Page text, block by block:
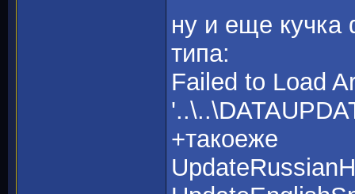
ну и еще
типа:
Failed to Load
+такоеже